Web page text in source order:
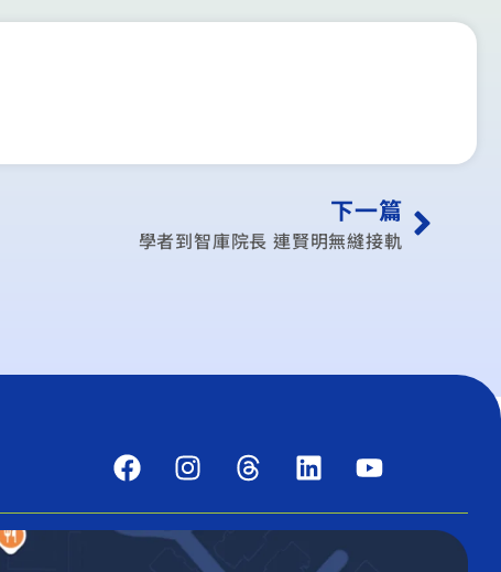
下一篇
學者到智庫院長 連賢明無縫接軌